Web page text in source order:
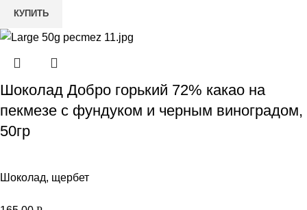
КУПИТЬ
Шоколад Добро горький 72% какао на
пекмезе с фундуком и черным виноградом,
50гр
Шоколад, щербет